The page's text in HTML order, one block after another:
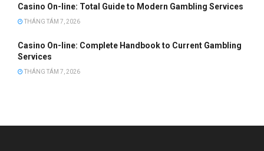
Casino On-line: Total Guide to Modern Gambling Services
THÁNG TÁM 7, 2026
Casino On-line: Complete Handbook to Current Gambling
Services
THÁNG TÁM 7, 2026